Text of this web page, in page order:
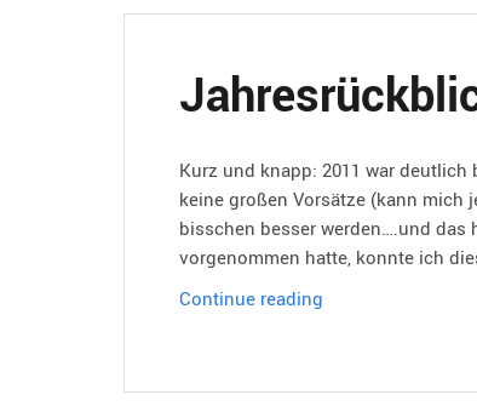
Kurz und knapp: 2011 war
keine großen Vorsätze (kann mich
bisschen besser werden….und
vorgenommen hatte, konnte ich
Continue reading